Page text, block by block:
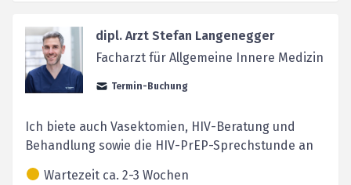
dipl. Arzt Stefan Langenegger
Facharzt für Allgemeine Innere Medizin
Termin-Buchung
Ich biete auch Vasektomien, HIV-Beratung und
Behandlung sowie die HIV-PrEP-Sprechstunde an
Wartezeit ca. 2-3 Wochen